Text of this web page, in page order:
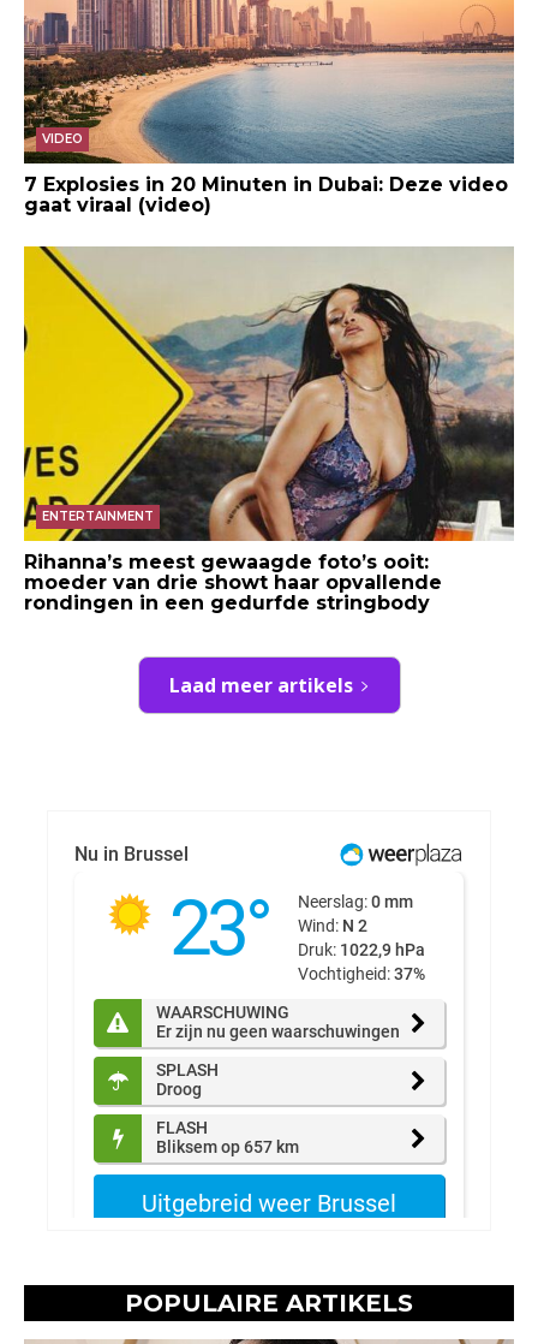
VIDEO
7 Explosies in 20 Minuten in Dubai: Deze video
gaat viraal (video)
ENTERTAINMENT
Rihanna’s meest gewaagde foto’s ooit:
moeder van drie showt haar opvallende
rondingen in een gedurfde stringbody
Laad meer artikels
POPULAIRE ARTIKELS